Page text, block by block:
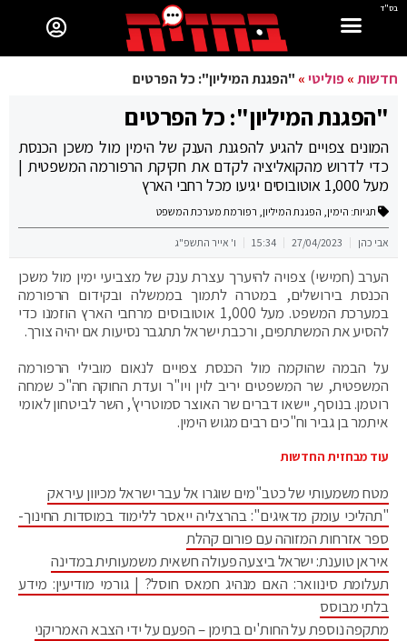
בס"ד
חדשות»פוליטי» "הפגנת המיליון": כל הפרטים
"הפגנת המיליון": כל הפרטים
המונים צפויים להגיע להפגנת הענק של הימין מול משכן הכנסת
כדי לדרוש מהקואליציה לקדם את חקיקת הרפורמה המשפטית |
מעל 1,000 אוטובוסים יגיעו מכל רחבי הארץ
תגיות: הימין, הפגנת המיליון, רפורמת מערכת המשפט
אבי כהן 27/04/2023
15:34 ו' אייר התשפ"ג
הערב (חמישי) צפויה להיערך עצרת ענק של מצביעי ימין מול משכן
הכנסת בירושלים, במטרה לתמוך בממשלה ובקידום הרפורמה
במערכת המשפט. מעל 1,000 אוטובוסים מרחבי הארץ הוזמנו כדי
להסיע את המשתתפים, ורכבת ישראל תתגבר נסיעות אם יהיה צורך.
על הבמה שהוקמה מול הכנסת צפויים לנאום מובילי הרפורמה
המשפטית, שר המשפטים יריב לוין ויו"ר ועדת החוקה חה"כ שמחה
רוטמן. בנוסף, יישאו דברים שר האוצר סמוטריץ', השר לביטחון לאומי
איתמר בן גביר וח"כים רבים מגוש הימין.
עוד מבחזית החדשות
מטח משמעותי של כטב"מים שוגרו אל עבר ישראל מכיוון עיראק
"תהליכי עומק מדאיגים": בהרצליה ייאסר ללימוד במוסדות החינוך-
ספר אזרחות המזוהה עם פורום קהלת
איראן טוענת: ישראל ביצעה פעולה חשאית משמעותית במדינה
תעלומת סינוואר: האם מנהיג חמאס חוסל? | גורמי מודיעין: מידע
בלתי מבוסס
מתקפה נוספת על החות'ים בתימן – הפעם על ידי הצבא האמריקני